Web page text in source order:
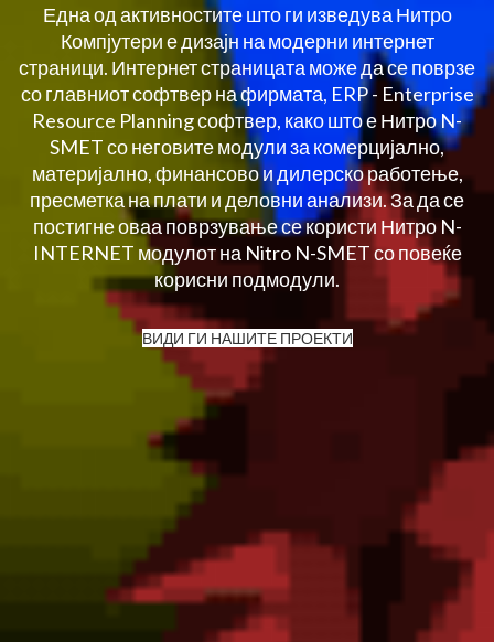
Една од активностите што ги изведува Нитро
Компјутери е дизајн на модерни интернет
страници. Интернет страницата може да се поврзе
со главниот софтвер на фирмата, ERP - Enterprise
Resource Planning софтвер, како што е Нитро N-
SMET со неговите модули за комерцијално,
материјално, финансово и дилерско работење,
пресметка на плати и деловни анализи. За да се
постигне оваа поврзување се користи Нитро N-
INTERNET модулот на Nitro N-SMET со повеќе
корисни подмодули.
ВИДИ ГИ НАШИТЕ ПРОЕКТИ